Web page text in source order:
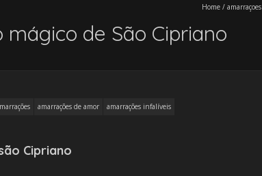
Home / amarraçoes
de São Cipriano
amarrações de amor
amarrações infalíveis
Cipriano